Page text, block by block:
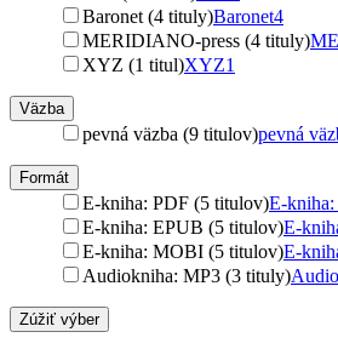
Baronet (4 tituly)Baronet4
MERIDIANO-press (4 tituly)
XYZ (1 titul)XYZ1
Väzba
pevná väzba (9 titulov)pevná
Formát
E-kniha: PDF (5 titulov)E-
E-kniha: EPUB (5 titulov)E-
E-kniha: MOBI (5 titulov)E-
Audiokniha: MP3 (3 tituly)
Zúžiť výber